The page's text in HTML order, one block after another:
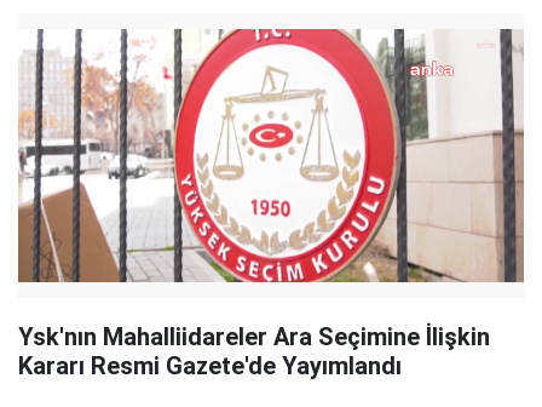
Ysk'nın Mahalliidareler Ara Seçimine İlişkin
Kararı Resmi Gazete'de Yayımlandı